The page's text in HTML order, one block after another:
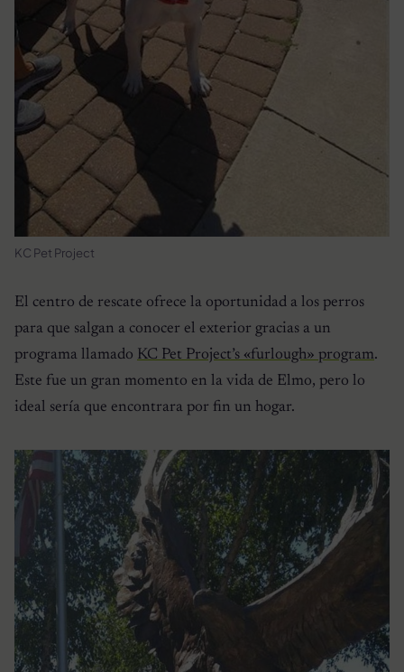
KC Pet Project
El centro de rescate ofrece la oportunidad a los perros
para que salgan a conocer el exterior gracias a un
programa llamado KC Pet Project’s «furlough» program.
Este fue un gran momento en la vida de Elmo, pero lo
ideal sería que encontrara por fin un hogar.